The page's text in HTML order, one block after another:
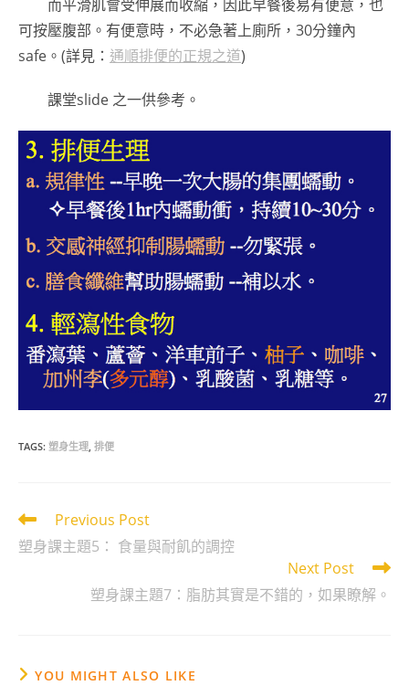
而平滑肌會受伸展而收縮，因此早餐後易有便意，也
可按壓腹部。有便意時，不必急著上廁所，30分鐘內
safe。(詳見： 通順排便的正規之道)
課堂slide 之一供參考。
TAGS: 塑身生理, 排便
Read
more
articles
Previous Post
塑身課主題5： 食量與耐飢的調控
Next Post
塑身課主題7：脂肪其實是不錯的，如果瞭解。
YOU MIGHT ALSO LIKE